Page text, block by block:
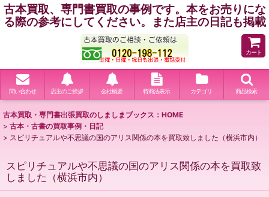
古本買取、専門書買取の事例です。本をお売りにな
る際の参考にしてください。また店主の日記も掲載
カート
問い合わせ 店主のご挨拶 会社概要 特商法表示 カテゴリ 商品検索
古本買取・専門書出張買取のしましまブックス：HOME
> 古本・古書の買取事例・日記
> スピリチュアルや不思議の国のアリス関係の本を買取致しました（横浜市内）
スピリチュアルや不思議の国のアリス関係の本を買取致
しました（横浜市内）